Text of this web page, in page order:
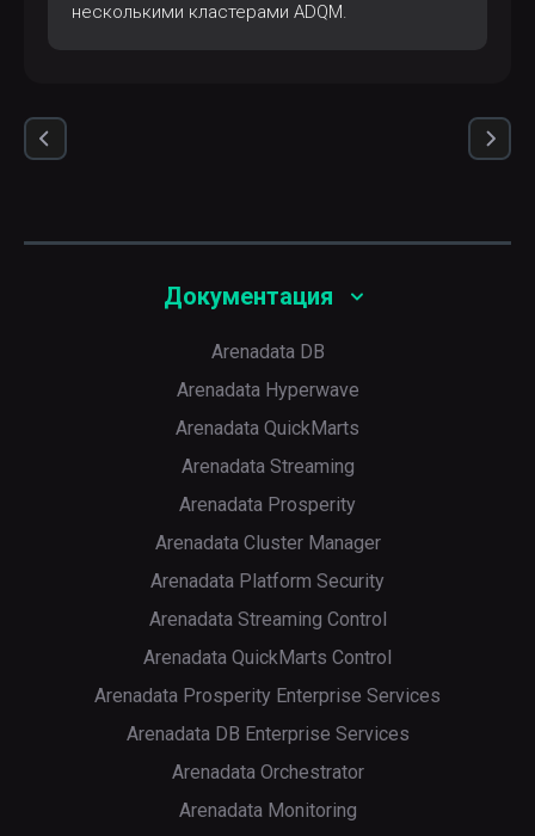
несколькими кластерами ADQM.
Документация
Arenadata DB
Arenadata Hyperwave
Arenadata QuickMarts
Arenadata Streaming
Arenadata Prosperity
Arenadata Cluster Manager
Arenadata Platform Security
Arenadata Streaming Control
Arenadata QuickMarts Control
Arenadata Prosperity Enterprise Services
Arenadata DB Enterprise Services
Arenadata Orchestrator
Arenadata Monitoring